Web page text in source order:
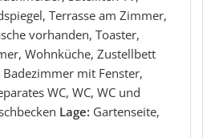
Terrasse am Zimmer,
vorhanden, Toaster,
Wohnküche, Zustellbett
Badezimmer mit Fenster,
WC, WC, WC und
Lage: Gartenseite,